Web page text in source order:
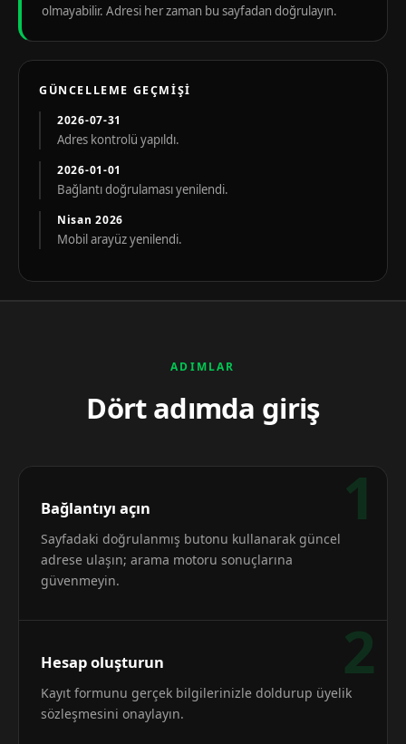
olmayabilir. Adresi her zaman bu sayfadan doğrulayın.
GÜNCELLEME GEÇMIŞI
2026-07-31
Adres kontrolü yapıldı.
2026-01-01
Bağlantı doğrulaması yenilendi.
Nisan 2026
Mobil arayüz yenilendi.
ADIMLAR
Dört adımda giriş
1
Bağlantıyı açın
Sayfadaki doğrulanmış butonu kullanarak güncel
adrese ulaşın; arama motoru sonuçlarına
güvenmeyin.
2
Hesap oluşturun
Kayıt formunu gerçek bilgilerinizle doldurup üyelik
sözleşmesini onaylayın.